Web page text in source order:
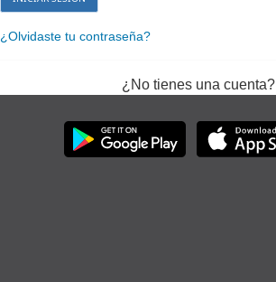
¿Olvidaste tu contraseña?
¿No tienes una cuenta?